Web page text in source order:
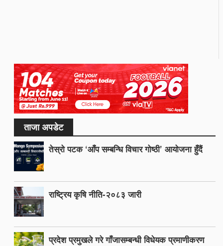
ताजा अपडेट
तेस्रो पटक ‘आँप सम्बन्धि विचार गोष्ठी’ आयोजना हुँदैं
राष्ट्रिय कृषि नीति-२०८३ जारी
प्रदेश प्रमुखले गरे गाँजासम्बन्धी विधेयक प्रमाणीकरण